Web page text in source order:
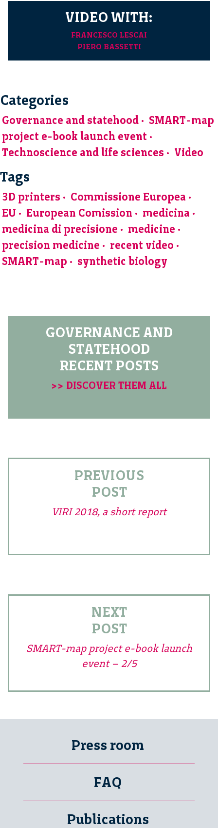
VIDEO WITH:
FRANCESCO LESCAI
PIERO BASSETTI
Categories
Governance and statehood
SMART-map
project e-book launch event
Technoscience and life sciences
Video
Tags
3D printers
Commissione Europea
EU
European Comission
medicina
medicina di precisione
medicine
precision medicine
recent video
SMART-map
synthetic biology
GOVERNANCE AND
STATEHOOD
RECENT POSTS
>> DISCOVER THEM ALL
PREVIOUS
POST
VIRI 2018, a short report
NEXT
POST
SMART-map project e-book launch
event – 2/5
Press room
FAQ
Publications